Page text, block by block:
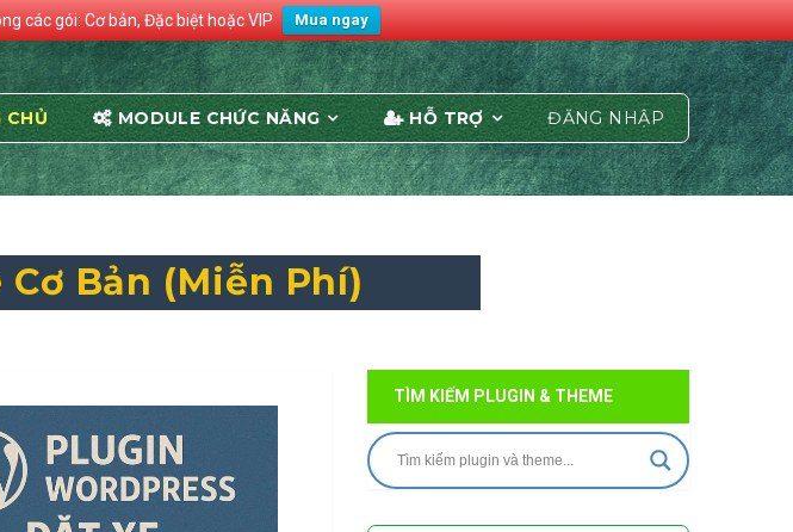
các gói: Cơ bản, Đặc biệt hoặc VIP Mua ngay
CHỦ MODULE CHỨC NĂNG HỖ TRỢ ĐĂNG NHẬP
Bản (Miễn Phí)
TÌM KIẾM PLUGIN & THEME